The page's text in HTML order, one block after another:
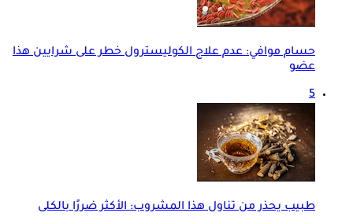
حسام موافي: عدم علاج الكوليسترول خطر على شرايين هذا
عضو
5
طبيب يحذر من تناول هذا المشروب: الأكثر ضررًا بالكلى